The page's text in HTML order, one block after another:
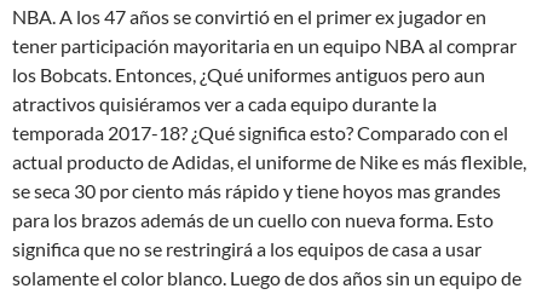
NBA. A los 47 años se convirtió en el primer ex jugador en
tener participación mayoritaria en un equipo NBA al comprar
los Bobcats. Entonces, ¿Qué uniformes antiguos pero aun
atractivos quisiéramos ver a cada equipo durante la
temporada 2017-18? ¿Qué significa esto? Comparado con el
actual producto de Adidas, el uniforme de Nike es más flexible,
se seca 30 por ciento más rápido y tiene hoyos mas grandes
para los brazos además de un cuello con nueva forma. Esto
significa que no se restringirá a los equipos de casa a usar
solamente el color blanco. Luego de dos años sin un equipo de